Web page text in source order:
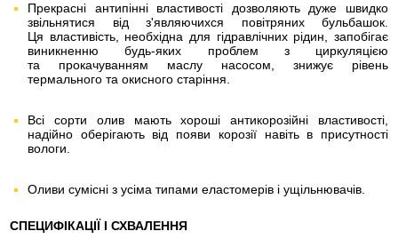
Прекрасні антипінні властивості дозволяють дуже швидко
звільнятися від з'являючихся повітряних бульбашок.
Ця властивість, необхідна для гідравлічних рідин, запобігає
виникненню будь-яких проблем з циркуляцією
та прокачуванням маслу насосом, знижує рівень
термального та окисного старіння.
Всі сорти олив мають хороші антикорозійні властивості,
надійно оберігають від появи корозії навіть в присутності
вологи.
Оливи сумісні з усіма типами еластомерів і ущільнювачів.
СПЕЦИФІКАЦІЇ І СХВАЛЕННЯ